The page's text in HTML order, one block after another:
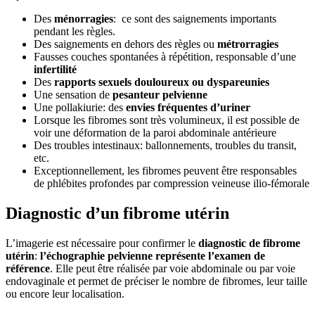
Des ménorragies: ce sont des saignements importants
pendant les règles.
Des saignements en dehors des règles ou métrorragies
Fausses couches spontanées à répétition, responsable d’une
infertilité
Des rapports sexuels douloureux ou dyspareunies
Une sensation de pesanteur pelvienne
Une pollakiurie: des envies fréquentes d’uriner
Lorsque les fibromes sont très volumineux, il est possible de
voir une déformation de la paroi abdominale antérieure
Des troubles intestinaux: ballonnements, troubles du transit,
etc.
Exceptionnellement, les fibromes peuvent être responsables
de phlébites profondes par compression veineuse ilio-fémorale
Diagnostic d’un fibrome utérin
L’imagerie est nécessaire pour confirmer le diagnostic de fibrome
utérin: l’échographie pelvienne représente l’examen de
référence. Elle peut être réalisée par voie abdominale ou par voie
endovaginale et permet de préciser le nombre de fibromes, leur taille
ou encore leur localisation.